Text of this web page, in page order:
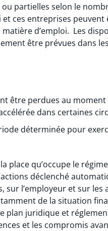
partielles selon le
ces entreprises
d’emploi. Les
être prévues dans
être perdues au
dans certaines
déterminée pour
qu’occupe le
déclenché
sur l’employeur et sur les
de la situation
plan juridique et
et les compromis